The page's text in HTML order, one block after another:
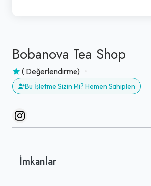
Bobanova Tea Shop
( Değerlendirme)
Bu İşletme Sizin Mi? Hemen Sahiplen
İmkanlar